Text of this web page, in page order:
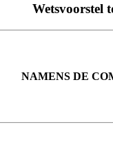
Wetsvoorstel
NAMENS DE